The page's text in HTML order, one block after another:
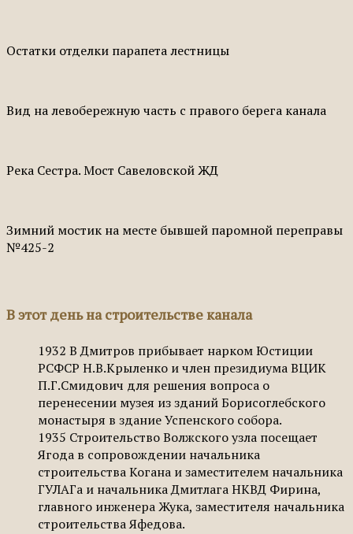
Остатки отделки парапета лестницы
Вид на левобережную часть с правого берега канала
Река Сестра. Мост Савеловской ЖД
Зимний мостик на месте бывшей паромной переправы
№425-2
В этот день на строительстве канала
1932 В Дмитров прибывает нарком Юстиции
РСФСР Н.В.Крыленко и член президиума ВЦИК
П.Г.Смидович для решения вопроса о
перенесении музея из зданий Борисоглебского
монастыря в здание Успенского собора.
1935 Строительство Волжского узла посещает
Ягода в сопровождении начальника
строительства Когана и заместителем начальника
ГУЛАГа и начальника Дмитлага НКВД Фирина,
главного инженера Жука, заместителя начальника
строительства Яфедова.